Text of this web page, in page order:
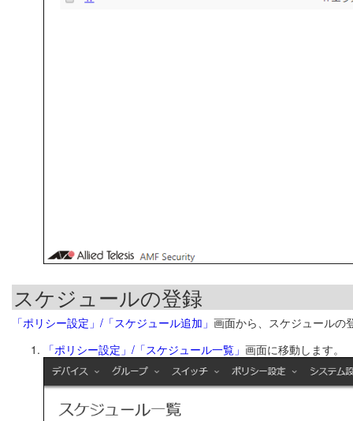
スケジュールの登録
「ポリシー設定」/「スケジュール追加」 画面から、スケジュールの
「ポリシー設定」/「スケジュール一覧」 画面に移動します。